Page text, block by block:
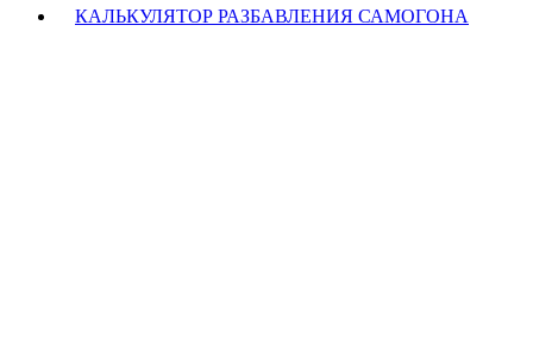
КАЛЬКУЛЯТОР РАЗБАВЛЕНИЯ САМОГОНА